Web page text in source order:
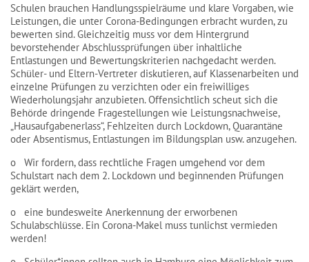
Schulen brauchen Handlungsspielräume und klare Vorgaben, wie
Leistungen, die unter Corona-Bedingungen erbracht wurden, zu
bewerten sind. Gleichzeitig muss vor dem Hintergrund
bevorstehender Abschlussprüfungen über inhaltliche
Entlastungen und Bewertungskriterien nachgedacht werden.
Schüler- und Eltern-Vertreter diskutieren, auf Klassenarbeiten und
einzelne Prüfungen zu verzichten oder ein freiwilliges
Wiederholungsjahr anzubieten. Offensichtlich scheut sich die
Behörde dringende Fragestellungen wie Leistungsnachweise,
„Hausaufgabenerlass“, Fehlzeiten durch Lockdown, Quarantäne
oder Absentismus, Entlastungen im Bildungsplan usw. anzugehen.
o Wir fordern, dass rechtliche Fragen umgehend vor dem
Schulstart nach dem 2. Lockdown und beginnenden Prüfungen
geklärt werden,
o eine bundesweite Anerkennung der erworbenen
Schulabschlüsse. Ein Corona-Makel muss tunlichst vermieden
werden!